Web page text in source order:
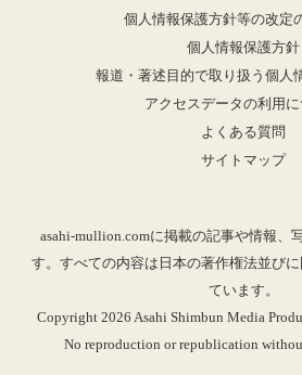
個人情報保護方針等の改定
個人情報保護方針
報道・著述目的で取り扱う個人
アクセスデータの利用
よくある質問
サイトマップ
asahi-mullion.comに掲載の記事や情報、
す。すべての内容は日本の著作権法並び
ています。
Copyright 2026 Asahi Shimbun Media
No reproduction or republication